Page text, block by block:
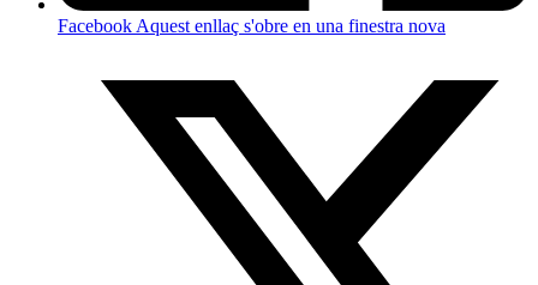
Facebook Aquest enllaç s'obre en una finestra nova